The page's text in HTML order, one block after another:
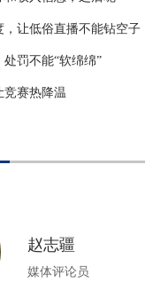
，让低俗直播不能钻空子
罚不能“软绵绵”
竞赛热降温
赵志疆
媒体评论员